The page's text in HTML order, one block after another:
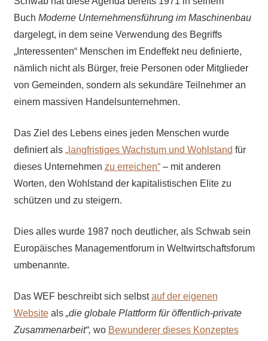
Buch Moderne Unternehmensführung im Maschinenbau
dargelegt, in dem seine Verwendung des Begriffs
„Interessenten“ Menschen im Endeffekt neu definierte,
nämlich nicht als Bürger, freie Personen oder Mitglieder
von Gemeinden, sondern als sekundäre Teilnehmer an
einem massiven Handelsunternehmen.
Das Ziel des Lebens eines jeden Menschen wurde
definiert als „langfristiges Wachstum und Wohlstand für
dieses Unternehmen zu erreichen“– mit anderen
Worten, den Wohlstand der kapitalistischen Elite zu
schützen und zu steigern.
Dies alles wurde 1987 noch deutlicher, als Schwab sein
Europäisches Managementforum in Weltwirtschaftsforum
umbenannte.
Das WEF beschreibt sich selbstauf der eigenen
Websiteals „die globale Plattform für öffentlich-private
Zusammenarbeit“, wo Bewunderer dieses Konzeptes